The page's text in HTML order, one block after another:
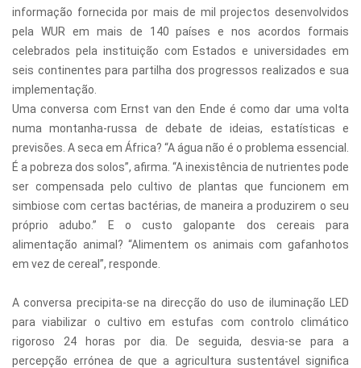
informação fornecida por mais de mil projectos desenvolvidos
pela WUR em mais de 140 países e nos acordos formais
celebrados pela instituição com Estados e universidades em
seis continentes para partilha dos progressos realizados e sua
implementação.
Uma conversa com Ernst van den Ende é como dar uma volta
numa montanha-russa de debate de ideias, estatísticas e
previsões. A seca em África? “A água não é o problema essencial.
É a pobreza dos solos”, afirma. “A inexistência de nutrientes pode
ser compensada pelo cultivo de plantas que funcionem em
simbiose com certas bactérias, de maneira a produzirem o seu
próprio adubo.” E o custo galopante dos cereais para
alimentação animal? “Alimentem os animais com gafanhotos
em vez de cereal”, responde.
A conversa precipita-se na direcção do uso de iluminação LED
para viabilizar o cultivo em estufas com controlo climático
rigoroso 24 horas por dia. De seguida, desvia-se para a
percepção errónea de que a agricultura sustentável significa